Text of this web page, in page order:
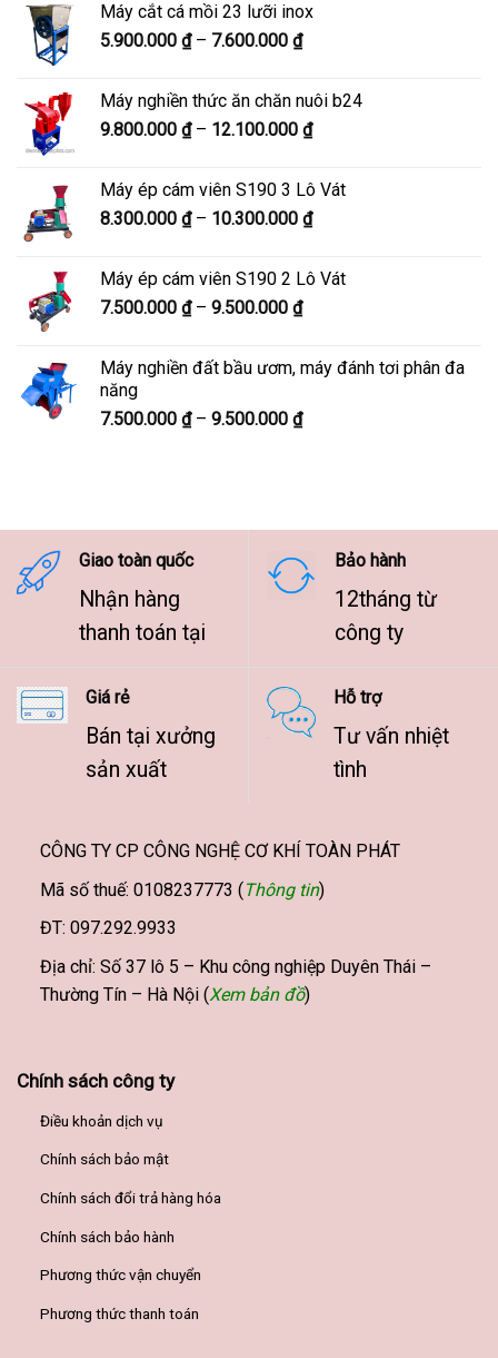
6.300.000 ₫
đến
Máy cắt cá mồi 23 lưỡi inox
5.900.000 ₫ – 7.600.000 ₫Khoảng
5.900.000 ₫
đến
Máy nghiền thức ăn chăn nuôi b24
9.800.000 ₫ – 12.100.000 ₫Khoảng
9.800.000 ₫
đến
Máy ép cám viên S190 3 Lô Vát
8.300.000 ₫ – 10.300.000 ₫Khoảng
8.300.000 ₫
Máy ép cám viên S190 2 Lô Vát
7.500.000 ₫ – 9.500.000 ₫Khoảng
7.500.000 ₫
9.500.000 ₫
Máy nghiền đất bầu ươm, máy đánh tơi phân đa
năng
7.500.000 ₫ – 9.500.000 ₫Khoảng
9.500.000 ₫
Giao toàn quốc
Nhận hàng
thanh toán tại
Bảo hành
12tháng từ
công ty
Giá rẻ
Bán tại xưởng
sản xuất
Hỗ trợ
Tư vấn nhiệt
tình
CÔNG TY CP CÔNG NGHỆ CƠ KHÍ TOÀN PHÁT
Mã số thuế: 0108237773 (Thông tin)
ĐT: 097.292.9933
Địa chỉ: Số 37 lô 5 – Khu công nghiệp Duyên Thái –
Thường Tín – Hà Nội (Xem bản đồ)
Chính sách công ty
Điều khoản dịch vụ
Chính sách bảo mật
Chính sách đổi trả hàng hóa
Chính sách bảo hành
Phương thức vận chuyển
Phương thức thanh toán